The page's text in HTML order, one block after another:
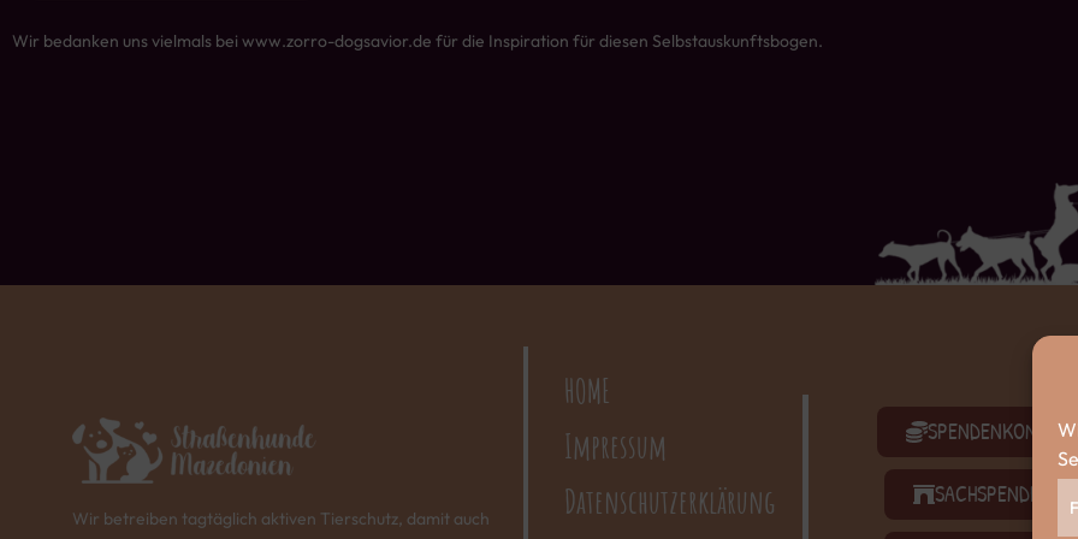
Wir bedanken uns vielmals bei www.zorro-dogsavior.de für die Inspiration für diesen Selbstauskunftsbogen.
Wir betreiben tagtäglich aktiven Tierschutz, damit auch
HOME
Impressum
Datenschutzerklärung
SPENDENKONTO
SACHSPENDEN